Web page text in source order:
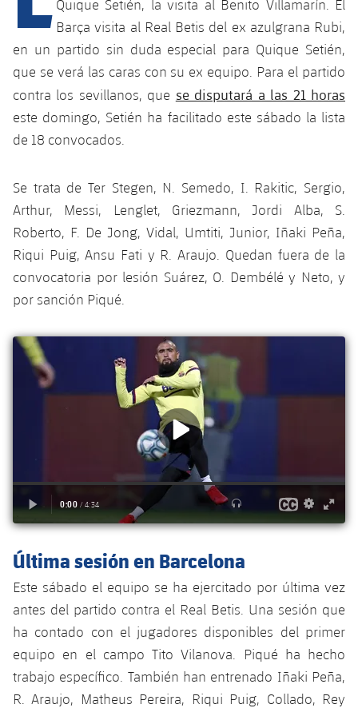
plusicon
más
Instalaciones
Spotify Camp Nou
Palau Blaugrana
Barça Cafe
Ciutat Esportiva
plusicon
más
Servicios Médicos
Accesibilidad
plusicon
más
Acreditaciones
SUB13
SUB12
SUB11 A
SUB10 A
SUB10 B
SUB9 A
SUB8 B
SUB13 B
SUB12 C
SUB11 C
Entradas
Gameday Shows
Resultados
Jugadores
Fotos
Historia
Base
Barça Atlètic
Cadete A
Infantil A
Infantil B
Mini
Campus Verano
PLUSICON
MÁS
Primer Equipo
plusicon
más
Actualidad
Entradas
Resultados
Clasificaciones
Jugadores
Barça Atlètic
plusicon
más
Calendario
Resultados
Clasificaciones
Jugadores
Base
plusicon
más
Juvenil
Cadete A
PLUSICON
MÁS
Primer equipo
plusicon
más
Actualidad
Jugadors
Palmarés
Historia
Barça Atlètic
Calendario
Jugadores
Clasificaciones
Actualidad
Cadete
Alevín
Campus Verano
Primer equipo
plusicon
más
Actualidad
Calendario
Entradas
Clasificaciones
Barça Atlètic
plusicon
más
Actualidad
Calendario
Resultados
Jugadores
Base
plusicon
más
Actualidad
Barça C
Junior
Campus Verano
PLUSICON
MÁS
Información general
plusicon
más
Quique Setién, la visita al Benito Villamarín. El
Barça visita al Real Betis del ex azulgrana Rubi,
en un partido sin duda especial para Quique Setién,
que se verá las caras con su ex equipo. Para el partido
contra los sevillanos, que se disputará a las 21 horas
este domingo, Setién ha facilitado este sábado la lista
de 18 convocados.
Se trata de Ter Stegen, N. Semedo, I. Rakitic, Sergio,
Arthur, Messi, Lenglet, Griezmann, Jordi Alba, S.
Roberto, F. De Jong, Vidal, Umtiti, Junior, Iñaki Peña,
Riqui Puig, Ansu Fati y R. Araujo. Quedan fuera de la
convocatoria por lesión Suárez, O. Dembélé y Neto, y
por sanción Piqué.
Última sesión en Barcelona
Este sábado el equipo se ha ejercitado por última vez
antes del partido contra el Real Betis. Una sesión que
ha contado con el jugadores disponibles del primer
equipo en el campo Tito Vilanova. Piqué ha hecho
trabajo específico. También han entrenado Iñaki Peña,
R. Araujo, Matheus Pereira, Riqui Puig, Collado, Rey